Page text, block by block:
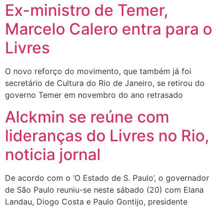
Ex-ministro de Temer,
Marcelo Calero entra para o
Livres
O novo reforço do movimento, que também já foi
secretário de Cultura do Rio de Janeiro, se retirou do
governo Temer em novembro do ano retrasado
Alckmin se reúne com
lideranças do Livres no Rio,
noticia jornal
De acordo com o ‘O Estado de S. Paulo’, o governador
de São Paulo reuniu-se neste sábado (20) com Elana
Landau, Diogo Costa e Paulo Gontijo, presidente